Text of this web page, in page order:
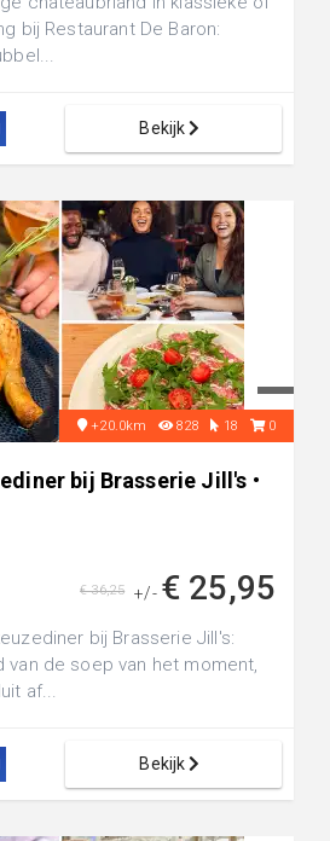
bij Restaurant De Baron:
Bekijk
+20.0km 828 18 0
bij Brasserie Jill's •
+/- € 25,95
€ 36,25
bij Brasserie Jill's:
van de soep van het moment,
af...
Bekijk